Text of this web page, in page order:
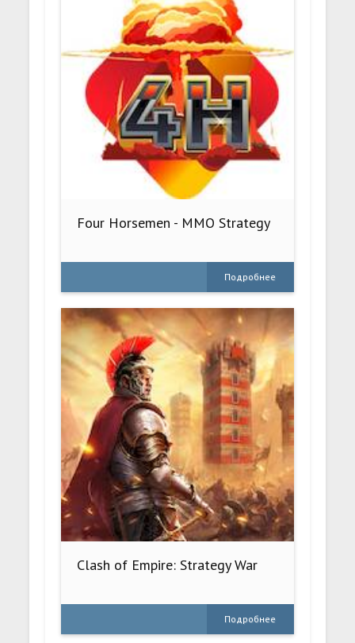
Four Horsemen - MMO Strategy
Подробнее
Clash of Empire: Strategy War
Подробнее